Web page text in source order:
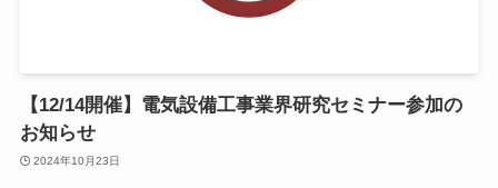
【12/14開催】電気設備工事業界研究セミナー参加の
お知らせ
2024年10月23日